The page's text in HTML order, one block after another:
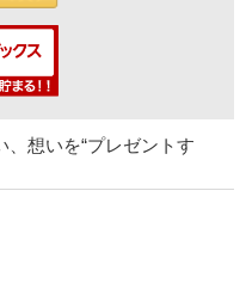
想いを“プレゼントす